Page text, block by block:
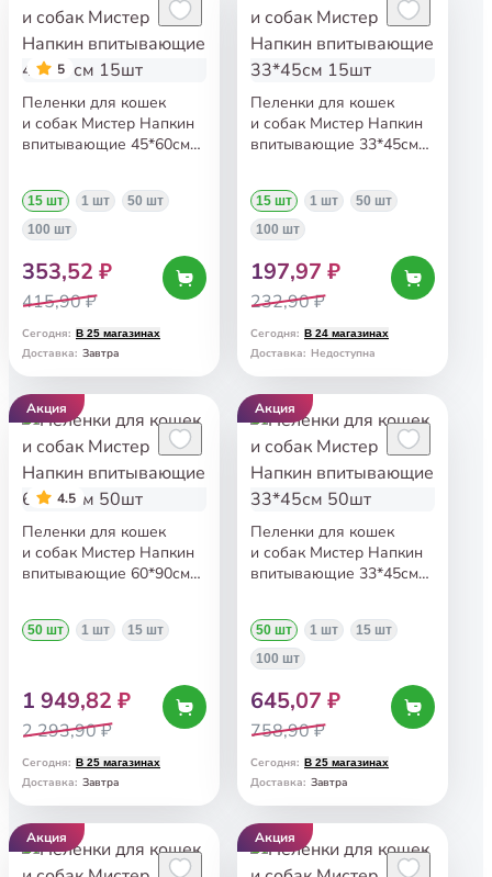
5
Пеленки для кошек
и собак Мистер Напкин
впитывающие 45*60см
15 шт 1 шт
50 шт
100 шт
353,52 ₽
415,90 ₽
Сегодня: В 25 магазинах
Доставка: Завтра
Пеленки для кошек
и собак Мистер Напкин
впитывающие 33*45см
15 шт 1 шт
50 шт
100 шт
197,97 ₽
232,90 ₽
Сегодня: В 24 магазинах
Доставка: Недоступна
Акция
4.5
Пеленки для кошек
и собак Мистер Напкин
впитывающие 60*90см
50 шт 1 шт 15 шт
1 949,82 ₽
2 293,90 ₽
Сегодня: В 25 магазинах
Доставка: Завтра
Акция
Пеленки для кошек
и собак Мистер Напкин
впитывающие 33*45см
50 шт 1 шт
15 шт
100 шт
645,07 ₽
758,90 ₽
Сегодня: В 25 магазинах
Доставка: Завтра
Акция Акция